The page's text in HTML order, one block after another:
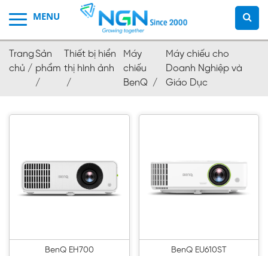
Trang
chủ /
Sản
phẩm
/
Thiết bị hiển
thị hình ảnh
/
Máy
chiếu
BenQ /
Máy chiếu cho
Doanh Nghiệp và
Giáo Dục
BenQ EH700 BenQ EU610ST